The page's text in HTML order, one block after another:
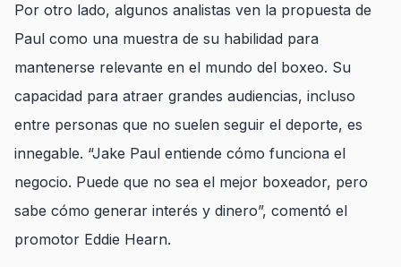
Por otro lado, algunos analistas ven la propuesta de
Paul como una muestra de su habilidad para
mantenerse relevante en el mundo del boxeo. Su
capacidad para atraer grandes audiencias, incluso
entre personas que no suelen seguir el deporte, es
innegable. “Jake Paul entiende cómo funciona el
negocio. Puede que no sea el mejor boxeador, pero
sabe cómo generar interés y dinero”, comentó el
promotor Eddie Hearn.